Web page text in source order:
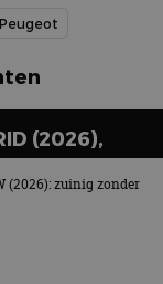
Peugeot
(2026),
(2026): zuinig zonder